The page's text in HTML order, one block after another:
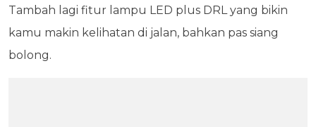
Tambah lagi fitur lampu LED plus DRL yang bikin
kamu makin kelihatan di jalan, bahkan pas siang
bolong.